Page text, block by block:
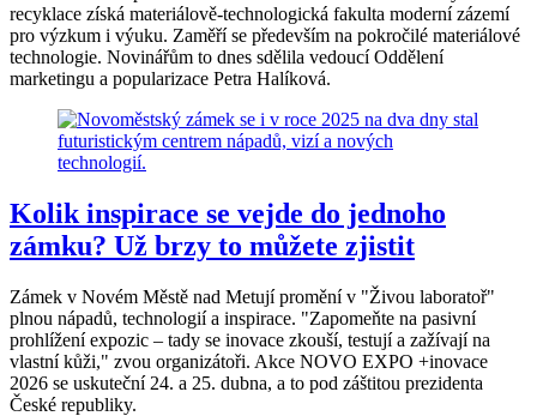
recyklace získá materiálově-technologická fakulta moderní zázemí
pro výzkum i výuku. Zaměří se především na pokročilé materiálové
technologie. Novinářům to dnes sdělila vedoucí Oddělení
marketingu a popularizace Petra Halíková.
Kolik inspirace se vejde do jednoho
zámku? Už brzy to můžete zjistit
Zámek v Novém Městě nad Metují promění v "Živou laboratoř"
plnou nápadů, technologií a inspirace. "Zapomeňte na pasivní
prohlížení expozic – tady se inovace zkouší, testují a zažívají na
vlastní kůži," zvou organizátoři. Akce NOVO EXPO +inovace
2026 se uskuteční 24. a 25. dubna, a to pod záštitou prezidenta
České republiky.